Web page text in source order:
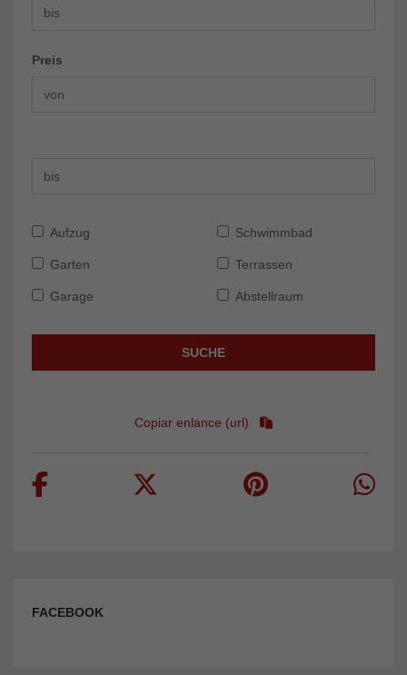
Preis
Aufzug Schwimmbad
Garten Terrassen
Garage Abstellraum
SUCHE
Copiar enlance (url)
FACEBOOK